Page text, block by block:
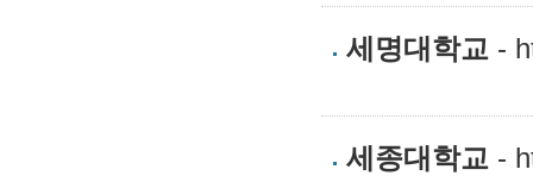
세명대학교 -
세종대학교 -